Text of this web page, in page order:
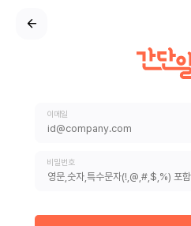
이메일
비밀번호